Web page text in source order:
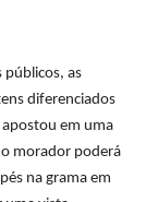
públicos, as
diferenciados
apostou em uma
o morador poderá
na grama em